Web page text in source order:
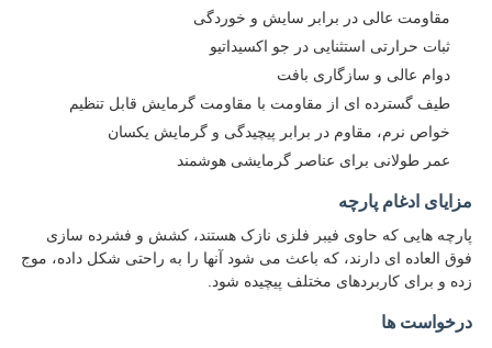
مقاومت عالی در برابر سایش و خوردگی
ثبات حرارتی استثنایی در جو اکسیداتیو
دوام عالی و سازگاری بافت
طیف گسترده ای از مقاومت با مقاومت گرمایش قابل تنظیم
خواص نرم، مقاوم در برابر پیچیدگی و گرمایش یکسان
عمر طولانی برای عناصر گرمایشی هوشمند
مزایای ادغام پارچه
پارچه هایی که حاوی فیبر فلزی نازک هستند، کشش و فشرده سازی
فوق العاده ای دارند، که باعث می شود آنها را به راحتی شکل داده، موج
زده و برای کاربردهای مختلف پیچیده شود.
درخواست ها